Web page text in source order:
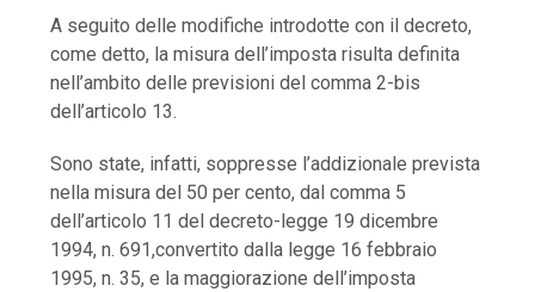
A seguito delle modifiche introdotte con il decreto,
come detto, la misura dell’imposta risulta definita
nell’ambito delle previsioni del comma 2-bis
dell’articolo 13.
Sono state, infatti, soppresse l’addizionale prevista
nella misura del 50 per cento, dal comma 5
dell’articolo 11 del decreto-legge 19 dicembre
1994, n. 691,convertito dalla legge 16 febbraio
1995, n. 35, e la maggiorazione dell’imposta